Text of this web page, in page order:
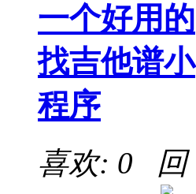
一个好用的
找吉他谱小
程序
喜欢: 0 回